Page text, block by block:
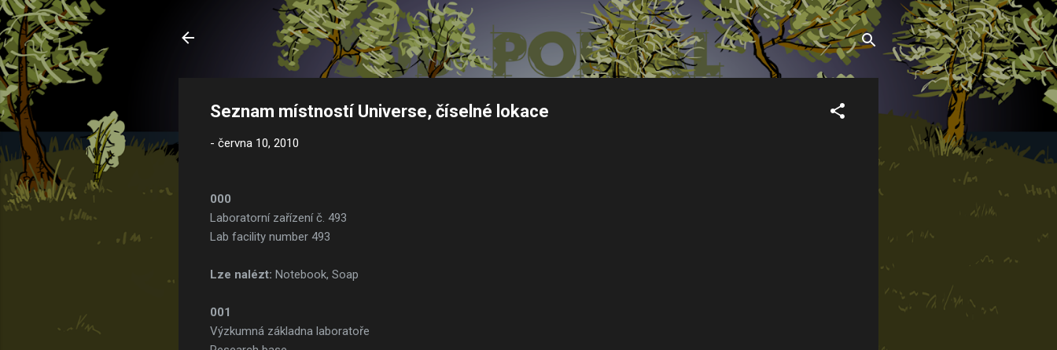
Přeskočit na hlavní obsah
Seznam místností Universe, číselné lokace
- června 10, 2010
000
Laboratorní zařízení č. 493
Lab facility number 493
Lze nalézt: Notebook, Soap
001
Výzkumná základna laboratoře